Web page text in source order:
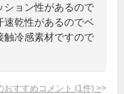
ション性があるので
速乾性があるのでベ
触冷感素材ですので
おすすめコメント (1 件) >